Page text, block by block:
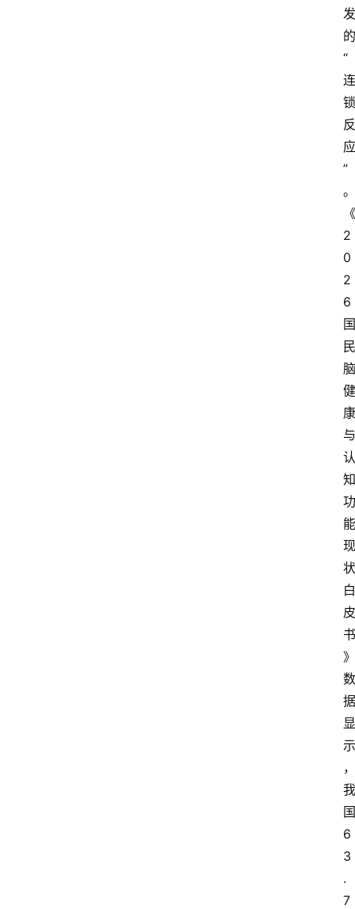
发
的
“
连
锁
反
应
”
。
《
2
0
2
6
国
民
脑
健
康
与
认
知
功
能
现
状
白
皮
书
》
数
据
显
示
，
我
国
6
3
.
7